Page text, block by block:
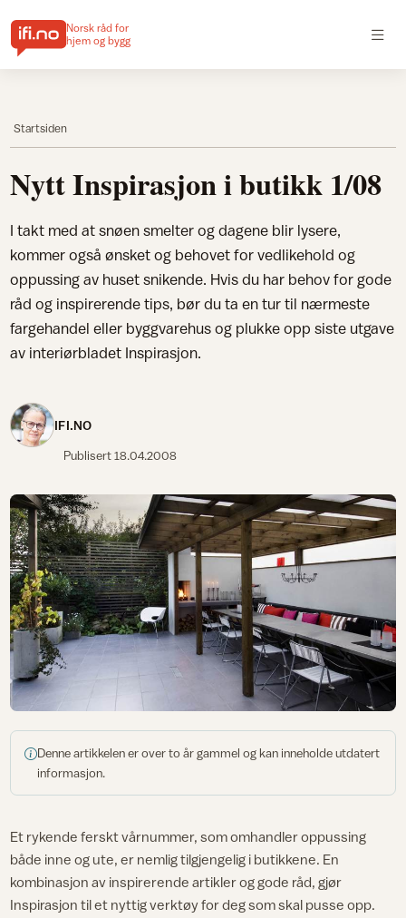
Norsk råd for
hjem og bygg
Startsiden
Nytt Inspirasjon i butikk 1/08
I takt med at snøen smelter og dagene blir lysere,
kommer også ønsket og behovet for vedlikehold og
oppussing av huset snikende. Hvis du har behov for gode
råd og inspirerende tips, bør du ta en tur til nærmeste
fargehandel eller byggvarehus og plukke opp siste utgave
av interiørbladet Inspirasjon.
IFI.NO
Publisert18.04.2008
Denne artikkelen er over to år gammel og kan inneholde utdatert
informasjon.
Et rykende ferskt vårnummer, som omhandler oppussing
både inne og ute, er nemlig tilgjengelig i butikkene. En
kombinasjon av inspirerende artikler og gode råd, gjør
Inspirasjon til et nyttig verktøy for deg som skal pusse opp.